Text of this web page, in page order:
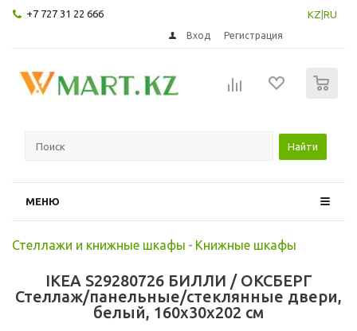
+7 727 31 22 666 KZ RU
Вход Регистрация
Найти
МЕНЮ
Стеллажи и книжные шкафы - Книжные шкафы
IKEA S29280726 БИЛЛИ / ОКСБЕРГ
Стеллаж/панельные/стеклянные двери,
белый, 160x30x202 см